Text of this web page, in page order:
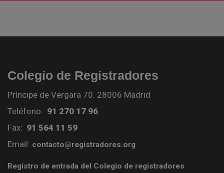
Colegio de Registradores
Príncipe de Vergara 70. 28006 Madrid
Teléfono: 91 270 17 96
Fax: 91 564 11 59
Email: contacto@registradores.org
Registro de entrada del Colegio de registradores